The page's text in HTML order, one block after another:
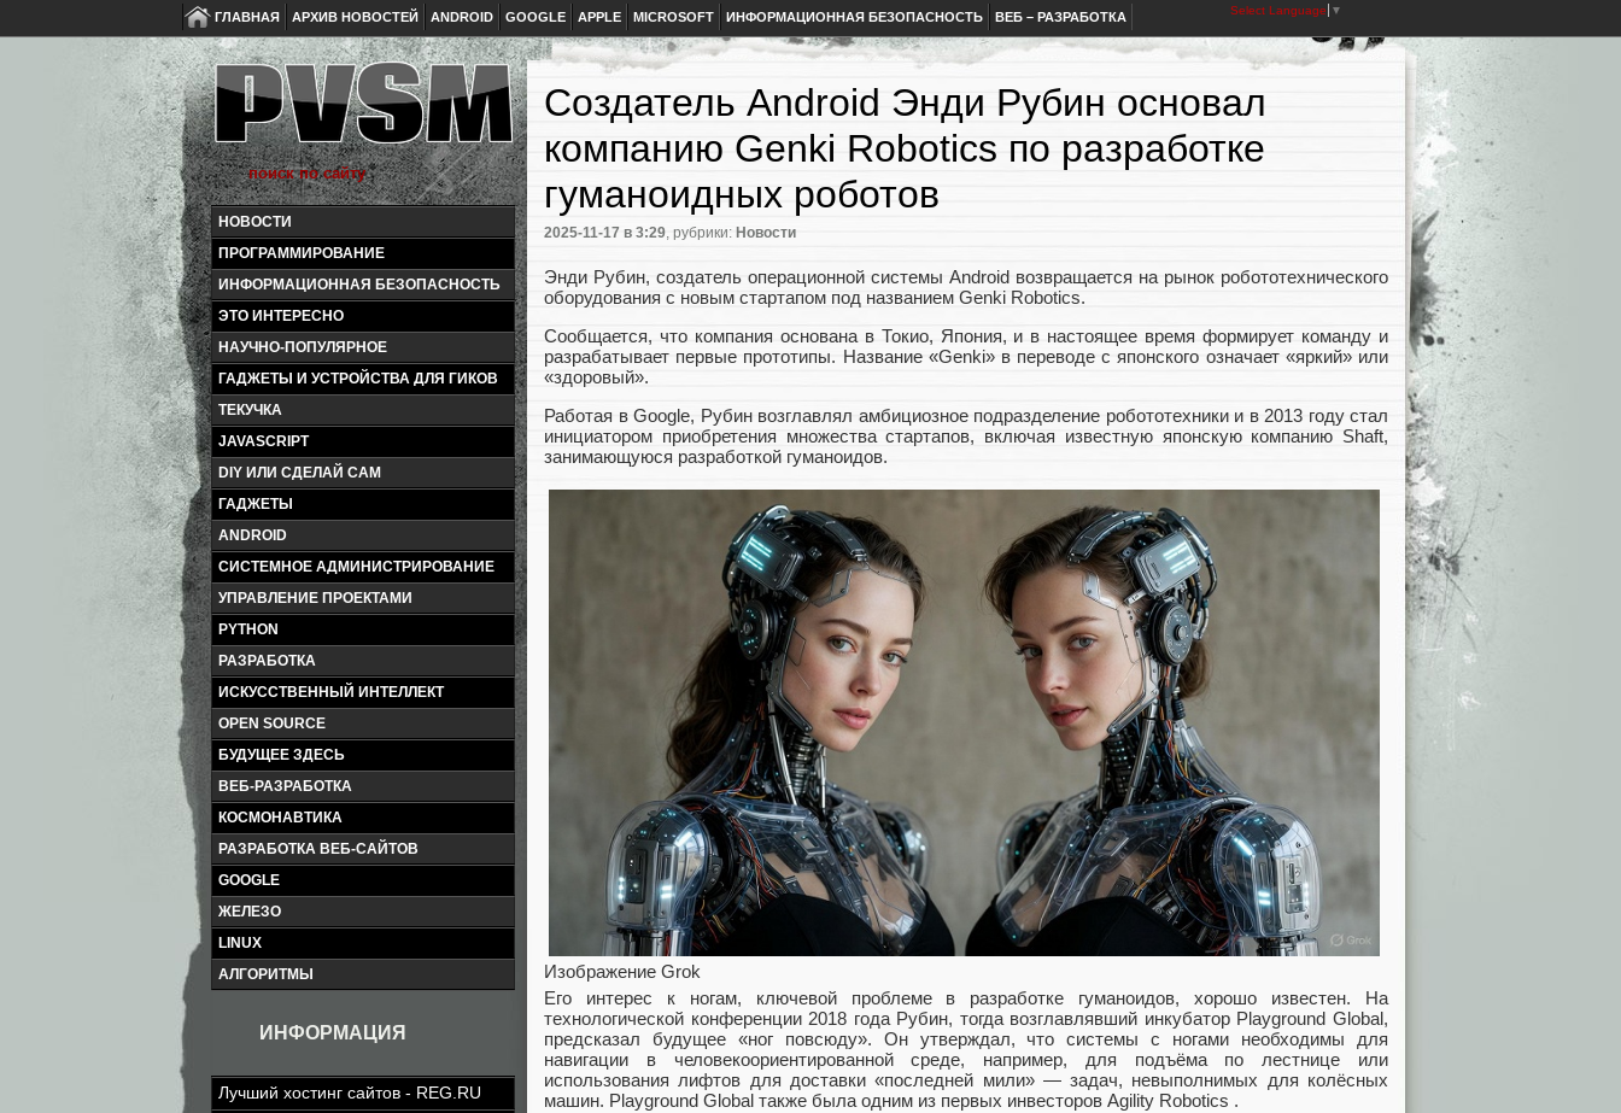
ГЛАВНАЯ АРХИВ НОВОСТЕЙ ANDROID GOOGLE APPLE MICROSOFT ИНФОРМАЦИОННАЯ БЕЗОПАСНОСТЬ ВЕБ – РАЗРАБОТКА Select Language ▼
НОВОСТИ
ПРОГРАММИРОВАНИЕ
ИНФОРМАЦИОННАЯ БЕЗОПАСНОСТЬ
ЭТО ИНТЕРЕСНО
НАУЧНО-ПОПУЛЯРНОЕ
ГАДЖЕТЫ И УСТРОЙСТВА ДЛЯ ГИКОВ
ТЕКУЧКА
JAVASCRIPT
DIY ИЛИ СДЕЛАЙ САМ
ГАДЖЕТЫ
ANDROID
СИСТЕМНОЕ АДМИНИСТРИРОВАНИЕ
УПРАВЛЕНИЕ ПРОЕКТАМИ
PYTHON
РАЗРАБОТКА
ИСКУССТВЕННЫЙ ИНТЕЛЛЕКТ
OPEN SOURCE
БУДУЩЕЕ ЗДЕСЬ
ВЕБ-РАЗРАБОТКА
КОСМОНАВТИКА
РАЗРАБОТКА ВЕБ-САЙТОВ
GOOGLE
ЖЕЛЕЗО
LINUX
АЛГОРИТМЫ
ИНФОРМАЦИЯ
Лучший хостинг сайтов - REG.RU
Создатель Android Энди Рубин основал
компанию Genki Robotics по разработке
гуманоидных роботов
2025-11-17 в 3:29, рубрики: Новости
Энди Рубин, создатель операционной системы Android возвращается на рынок робототехнического
оборудования с новым стартапом под названием Genki Robotics.
Сообщается, что компания основана в Токио, Япония, и в настоящее время формирует команду и
разрабатывает первые прототипы. Название «Genki» в переводе с японского означает «яркий» или
«здоровый».
Работая в Google, Рубин возглавлял амбициозное подразделение робототехники и в 2013 году стал
инициатором приобретения множества стартапов, включая известную японскую компанию Shaft,
занимающуюся разработкой гуманоидов.
Изображение Grok
Его интерес к ногам, ключевой проблеме в разработке гуманоидов, хорошо известен. На
технологической конференции 2018 года Рубин, тогда возглавлявший инкубатор Playground Global,
предсказал будущее «ног повсюду». Он утверждал, что системы с ногами необходимы для
навигации в человекоориентированной среде, например, для подъёма по лестнице или
использования лифтов для доставки «последней мили» — задач, невыполнимых для колёсных
машин. Playground Global также была одним из первых инвесторов Agility Robotics .